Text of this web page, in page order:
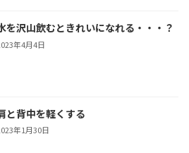
を沢山飲むときれいになれる・・・？
年4月4日
と背中を軽くする
年1月30日